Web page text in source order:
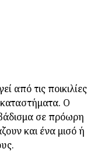
από τις ποικιλίες
Ο
σε πρόωρη
και ένα μισό ή